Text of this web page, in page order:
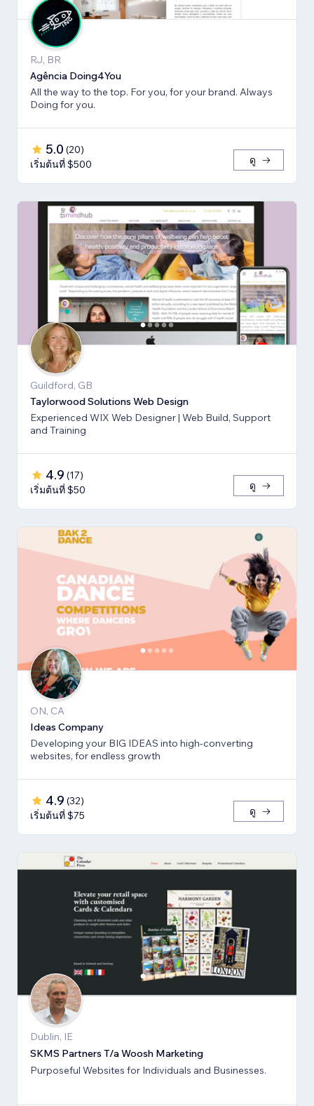
RJ, BR
Agência Doing4You
All the way to the top. For you, for your brand. Always
Doing for you.
5.0 (20)
เริ่มต้นที่ $500
ดู
Guildford, GB
Taylorwood Solutions Web Design
Experienced WIX Web Designer | Web Build, Support
and Training
4.9 (17)
เริ่มต้นที่ $50
ดู
ON, CA
Ideas Company
Developing your BIG IDEAS into high-converting
websites, for endless growth
4.9 (32)
เริ่มต้นที่ $75
ดู
Dublin, IE
SKMS Partners T/a Woosh Marketing
Purposeful Websites for Individuals and Businesses.